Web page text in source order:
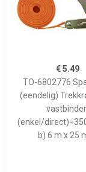
€ 5.49
TO-6802776
(eendelig)
(enkel/
b) 6 m x 25